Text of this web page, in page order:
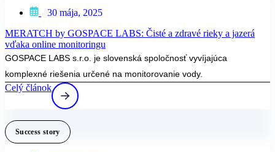
30 mája, 2025
MERATCH by GOSPACE LABS: Čisté a zdravé rieky a jazerá
vďaka online monitoringu
GOSPACE LABS s.r.o. je slovenská spoločnosť vyvíjajúca
komplexné riešenia určené na monitorovanie vody.
Celý článok
Success story